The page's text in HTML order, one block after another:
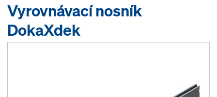
Vyrovnávací nosník
DokaXdek